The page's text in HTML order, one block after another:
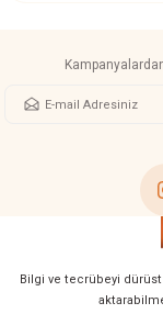
Bilgi ve tecrübeyi